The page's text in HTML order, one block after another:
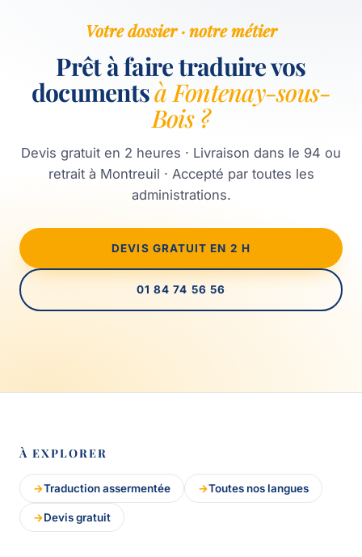
Votre dossier · notre métier
Prêt à faire traduire vos
documentsà Fontenay-sous-
Bois ?
Devis gratuit en 2 heures · Livraison dans le 94 ou
retrait à Montreuil · Accepté par toutes les
administrations.
DEVIS GRATUIT EN 2 H
01 84 74 56 56
À EXPLORER
Traduction assermentée Toutes nos langues
Devis gratuit